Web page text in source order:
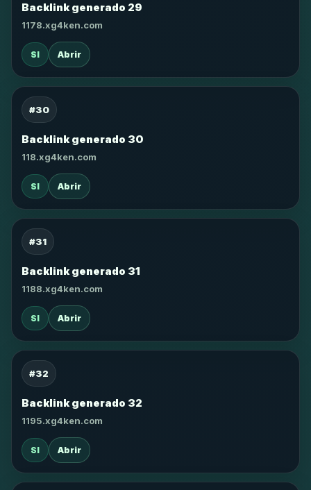
Backlink generado 29
1178.xg4ken.com
SI Abrir
#30
Backlink generado 30
118.xg4ken.com
SI Abrir
#31
Backlink generado 31
1188.xg4ken.com
SI Abrir
#32
Backlink generado 32
1195.xg4ken.com
SI Abrir